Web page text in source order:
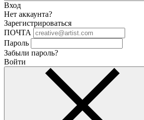
Вход
Нет аккаунта?
Зарегистрироваться
ПОЧТА
Пароль
Забыли пароль?
Войти